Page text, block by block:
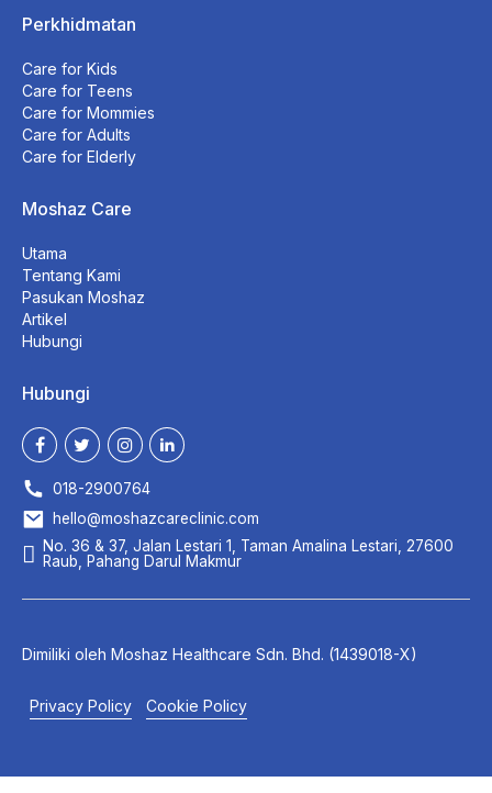
Perkhidmatan
Care for Kids
Care for Teens
Care for Mommies
Care for Adults
Care for Elderly
Moshaz Care
Utama
Tentang Kami
Pasukan Moshaz
Artikel
Hubungi
Hubungi
018-2900764
hello@moshazcareclinic.com
No. 36 & 37, Jalan Lestari 1, Taman Amalina Lestari, 27600
Raub, Pahang Darul Makmur
Dimiliki oleh Moshaz Healthcare Sdn. Bhd. (1439018-X)
Privacy Policy Cookie Policy